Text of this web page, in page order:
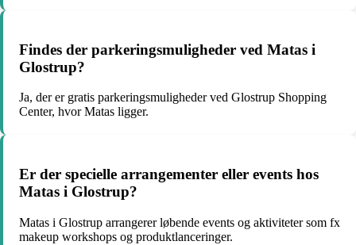
Findes der parkeringsmuligheder ved Matas i
Glostrup?
Ja, der er gratis parkeringsmuligheder ved Glostrup Shopping
Center, hvor Matas ligger.
Er der specielle arrangementer eller events hos
Matas i Glostrup?
Matas i Glostrup arrangerer løbende events og aktiviteter som fx
makeup workshops og produktlanceringer.